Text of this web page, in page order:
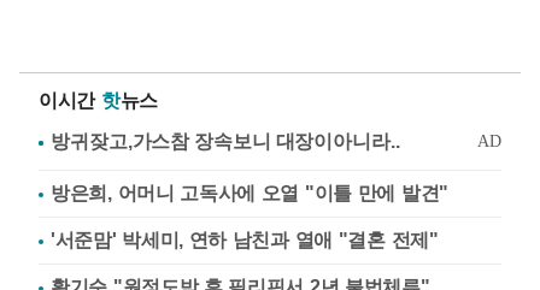
이시간 핫뉴스
방은희, 어머니 고독사에 오열 "이틀 만에 발견"
'서준맘' 박세미, 연하 남친과 열애 "결혼 전제"